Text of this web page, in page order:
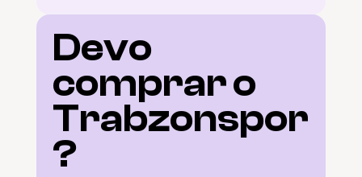
Devo
comprar o
Trabzonspor
?